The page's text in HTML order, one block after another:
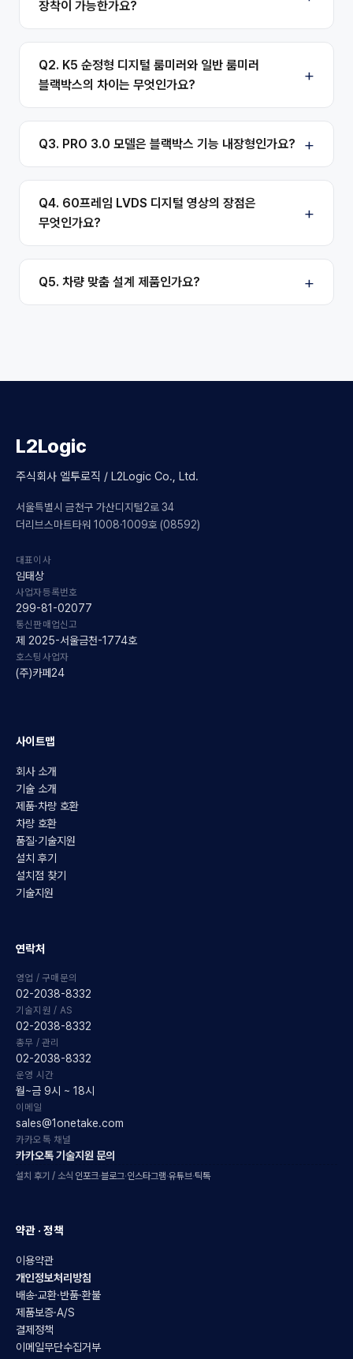
장착이 가능한가요?
Q2. K5 순정형 디지털 룸미러와 일반 룸미러
블랙박스의 차이는 무엇인가요?
Q3. PRO 3.0 모델은 블랙박스 기능 내장형인가요?
Q4. 60프레임 LVDS 디지털 영상의 장점은
무엇인가요?
Q5. 차량 맞춤 설계 제품인가요?
L2Logic
주식회사 엘투로직 / L2Logic Co., Ltd.
서울특별시 금천구 가산디지털2로 34
더리브스마트타워 1008·1009호 (08592)
대표이사
임태상
사업자등록번호
299-81-02077
통신판매업신고
제 2025-서울금천-1774호
호스팅사업자
(주)카페24
사이트맵
회사 소개
기술 소개
제품·차량 호환
차량 호환
품질·기술지원
설치 후기
설치점 찾기
기술지원
연락처
영업 / 구매문의
02-2038-8332
기술지원 / AS
02-2038-8332
총무 / 관리
02-2038-8332
운영 시간
월~금 9시 ~ 18시
이메일
sales@1onetake.com
카카오톡 채널
카카오톡 기술지원 문의
설치 후기 / 소식 인포크·블로그·인스타그램·유튜브·틱톡
약관 · 정책
이용약관
개인정보처리방침
배송·교환·반품·환불
제품보증·A/S
결제정책
이메일무단수집거부